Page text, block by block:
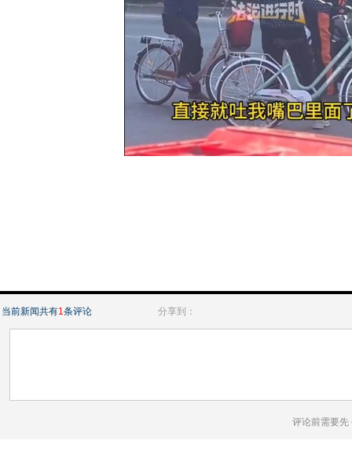
当前新闻共有1条评论 分享到：
评论前需要先